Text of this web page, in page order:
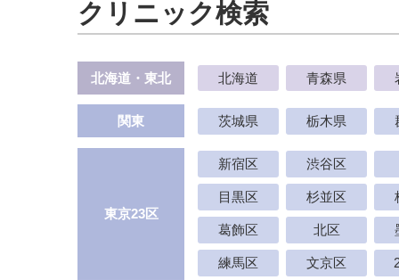
クリニック検索
北海道・東北 北海道 青森県
関東 茨城県 栃木県
東京23区
新宿区 渋谷区
目黒区 杉並区
葛飾区 北区
練馬区 文京区